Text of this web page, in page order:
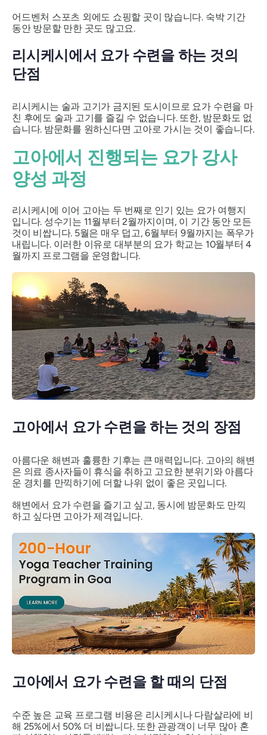
어드벤처 스포츠 외에도 쇼핑할 곳이 많습니다. 숙박 기간
동안 방문할 만한 곳도 많고요.
리시케시에서 요가 수련을 하는 것의
단점
리시케시는 술과 고기가 금지된 도시이므로 요가 수련을 마
친 후에도 술과 고기를 즐길 수 없습니다. 또한, 밤문화도 없
습니다. 밤문화를 원하신다면 고아로 가시는 것이 좋습니다.
고아에서 진행되는 요가 강사
양성 과정
리시케시에 이어 고아는 두 번째로 인기 있는 요가 여행지
입니다. 성수기는 11월부터 2월까지이며, 이 기간 동안 모든
것이 비쌉니다. 5월은 매우 덥고, 6월부터 9월까지는 폭우가
내립니다. 이러한 이유로 대부분의 요가 학교는 10월부터 4
월까지 프로그램을 운영합니다.
고아에서 요가 수련을 하는 것의 장점
아름다운 해변과 훌륭한 기후는 큰 매력입니다. 고아의 해변
은 의료 종사자들이 휴식을 취하고 고요한 분위기와 아름다
운 경치를 만끽하기에 더할 나위 없이 좋은 곳입니다.
해변에서 요가 수련을 즐기고 싶고, 동시에 밤문화도 만끽
하고 싶다면 고아가 제격입니다.
고아에서 요가 수련을 할 때의 단점
수준 높은 교육 프로그램 비용은 리시케시나 다람살라에 비
해 25%에서 50% 더 비쌉니다. 또한 관광객이 너무 많아 혼